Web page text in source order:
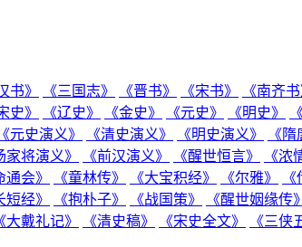
书》 《三国志》 《晋书》 《宋书》 《南齐书
史》 《辽史》 《金史》 《元史》 《明史》
《元史演义》 《清史演义》 《明史演义》 《隋
家将演义》 《前汉演义》 《醒世恒言》 《浓
通会》 《童林传》 《大宝积经》 《尔雅》
短经》 《抱朴子》 《战国策》 《醒世姻缘传》
《大戴礼记》 《清史稿》 《宋史全文》 《三侠